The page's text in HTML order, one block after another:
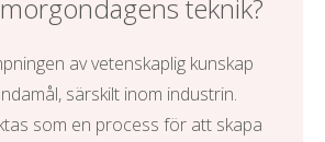
teknik?
av vetenskaplig kunskap
särskilt inom industrin.
som en process för att skapa